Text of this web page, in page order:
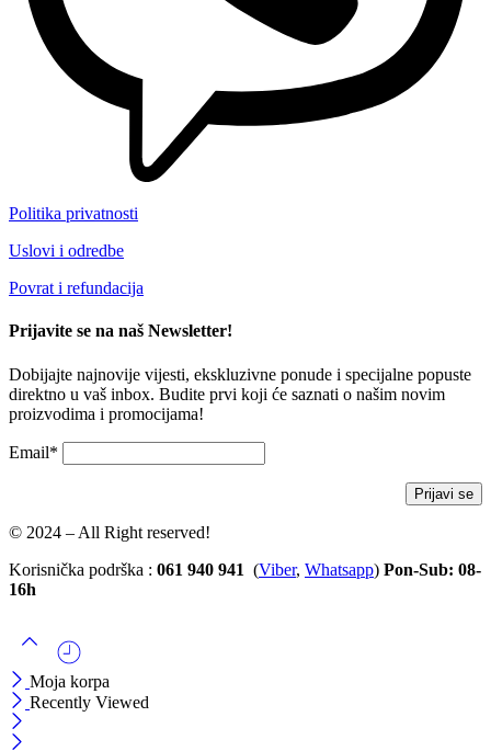
Politika privatnosti
Uslovi i odredbe
Povrat i refundacija
Prijavite se na naš Newsletter!
Dobijajte najnovije vijesti, ekskluzivne ponude i specijalne popuste
direktno u vaš inbox. Budite prvi koji će saznati o našim novim
proizvodima i promocijama!
Email*
© 2024 – All Right reserved!
Korisnička podrška : 061 940 941 (Viber, Whatsapp) Pon-Sub: 08-
16h
Moja korpa
Recently Viewed